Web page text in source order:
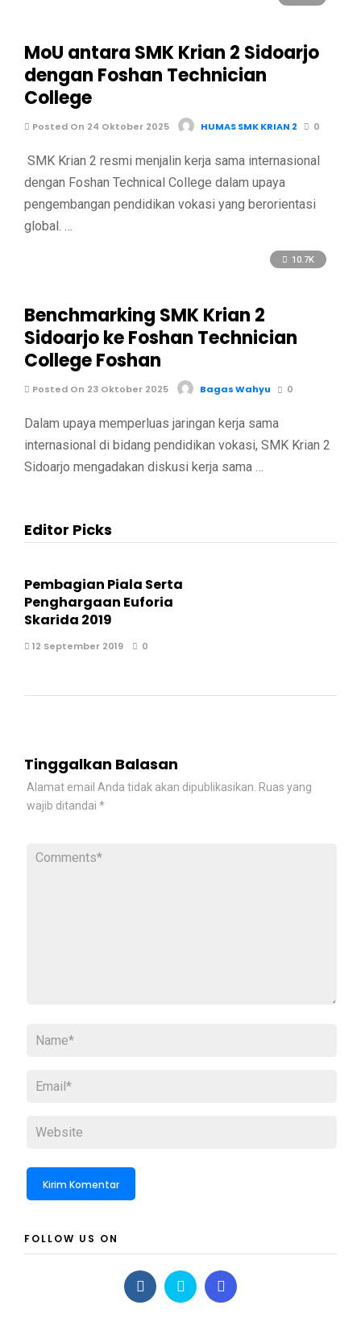
MoU antara SMK Krian 2 Sidoarjo
dengan Foshan Technician
College
Posted On 24 Oktober 2025 HUMAS SMK KRIAN 2 0
SMK Krian 2 resmi menjalin kerja sama internasional
dengan Foshan Technical College dalam upaya
pengembangan pendidikan vokasi yang berorientasi
global. …
10.7K
Benchmarking SMK Krian 2
Sidoarjo ke Foshan Technician
College Foshan
Posted On 23 Oktober 2025 Bagas Wahyu 0
Dalam upaya memperluas jaringan kerja sama
internasional di bidang pendidikan vokasi, SMK Krian 2
Sidoarjo mengadakan diskusi kerja sama …
Editor Picks
Pembagian Piala Serta
Penghargaan Euforia
Skarida 2019
12 September 2019 0
Tinggalkan Balasan
Alamat email Anda tidak akan dipublikasikan. Ruas yang
wajib ditandai *
FOLLOW US ON